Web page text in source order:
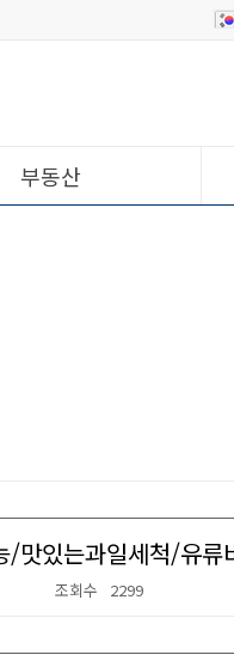
부동산
맛있는과일세척/유
조회수 2299